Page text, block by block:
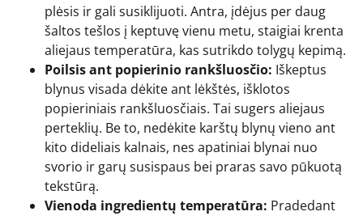
plėsis ir gali susiklijuoti. Antra, įdėjus per daug
šaltos tešlos į keptuvę vienu metu, staigiai krenta
aliejaus temperatūra, kas sutrikdo tolygų kepimą.
Poilsis ant popierinio rankšluosčio: Iškeptus
blynus visada dėkite ant lėkštės, išklotos
popieriniais rankšluosčiais. Tai sugers aliejaus
perteklių. Be to, nedėkite karštų blynų vieno ant
kito dideliais kalnais, nes apatiniai blynai nuo
svorio ir garų susispaus bei praras savo pūkuotą
tekstūrą.
Vienoda ingredientų temperatūra: Pradedant